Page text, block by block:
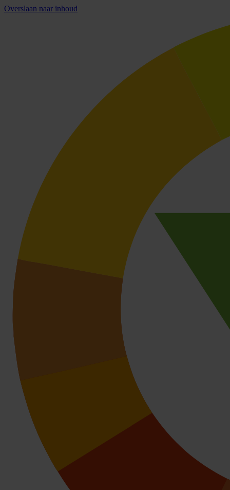
Overslaan naar inhoud